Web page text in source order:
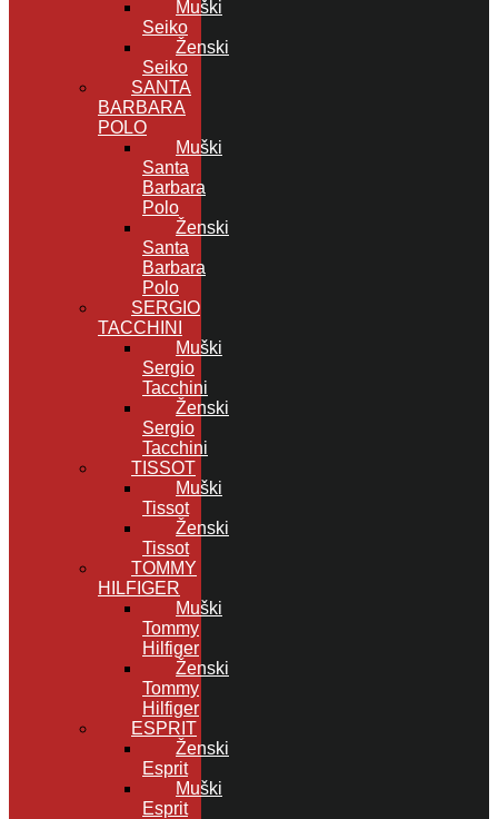
Muški
Seiko
Ženski
Seiko
SANTA
BARBARA
POLO
Muški
Santa
Barbara
Polo
Ženski
Santa
Barbara
Polo
SERGIO
TACCHINI
Muški
Sergio
Tacchini
Ženski
Sergio
Tacchini
TISSOT
Muški
Tissot
Ženski
Tissot
TOMMY
HILFIGER
Muški
Tommy
Hilfiger
Ženski
Tommy
Hilfiger
ESPRIT
Ženski
Esprit
Muški
Esprit